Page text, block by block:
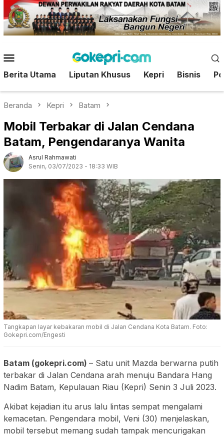
Loncat
ke
konten
Mobile
Berita Utama Liputan Khusus Kepri Bisnis
Beranda Kepri Batam
Mobil Terbakar di Jalan Cendana
Batam, Pengendaranya Wanita
Asrul Rahmawati
Senin, 03/07/2023 - 18:33 WIB
Tangkapan layar kebakaran mobil di Jalan Cendana Kota Batam. Foto:
Gokepri.com/Engesti
Batam (gokepri.com) – Satu unit Mazda berwarna putih
terbakar di Jalan Cendana arah menuju Bandara Hang
Nadim Batam, Kepulauan Riau (Kepri) Senin 3 Juli 2023.
Akibat kejadian itu arus lalu lintas sempat mengalami
kemacetan. Pengendara mobil, Veni (30) menjelaskan,
mobil tersebut memang sudah tampak mencurigakan